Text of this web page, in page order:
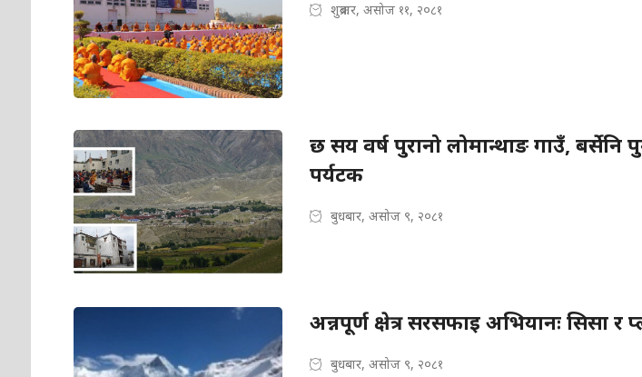
शुक्रबार, असोज ११, २०८१
छ सय वर्ष पुरानो लोमान्थाङ गाउँ, बर्सेनि
पर्यटक
बुधबार, असोज ९, २०८१
अन्नपूर्ण क्षेत्र सरसफाइ अभियानः सिसा र
बुधबार, असोज ९, २०८१